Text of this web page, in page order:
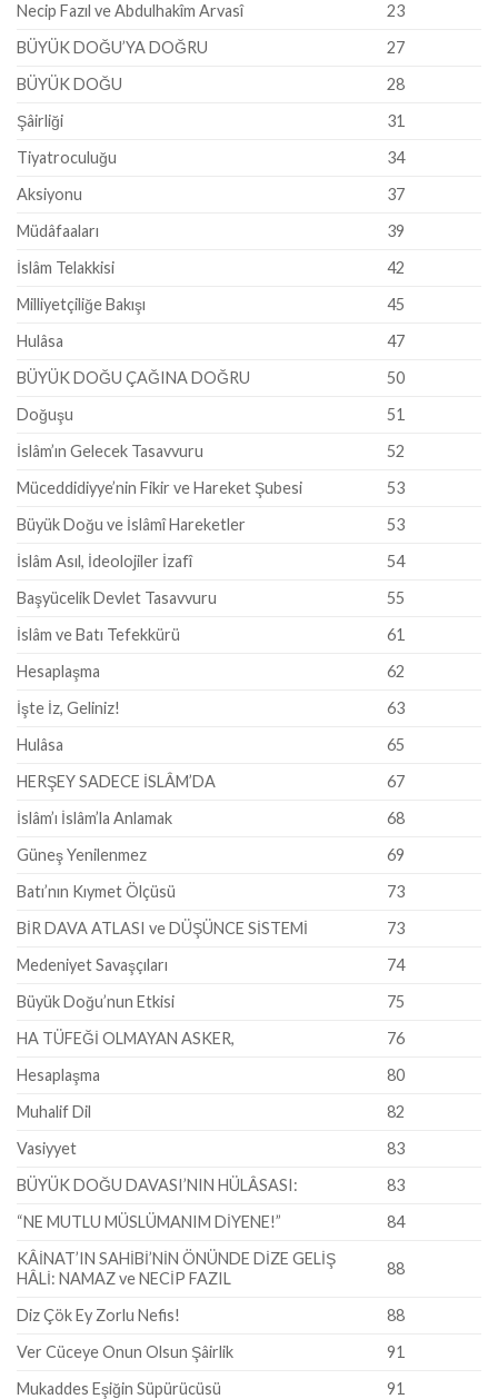
Necip Fazıl ve Abdulhakîm Arvasî
23
BÜYÜK DOĞU’YA DOĞRU
27
BÜYÜK DOĞU
28
Şâirliği
31
Tiyatroculuğu
34
Aksiyonu
37
Müdâfaaları
39
İslâm Telakkisi
42
Milliyetçiliğe Bakışı
45
Hulâsa
47
BÜYÜK DOĞU ÇAĞINA DOĞRU
50
Doğuşu
51
İslâm’ın Gelecek Tasavvuru
52
Müceddidiyye’nin Fikir ve Hareket Şubesi
53
Büyük Doğu ve İslâmî Hareketler
53
İslâm Asıl, İdeolojiler İzafî
54
Başyücelik Devlet Tasavvuru
55
İslâm ve Batı Tefekkürü
61
Hesaplaşma
62
İşte İz, Geliniz!
63
Hulâsa
65
HERŞEY SADECE İSLÂM’DA
67
İslâm’ı İslâm’la Anlamak
68
Güneş Yenilenmez
69
Batı’nın Kıymet Ölçüsü
73
BİR DAVA ATLASI ve DÜŞÜNCE SİSTEMİ
73
Medeniyet Savaşçıları
74
Büyük Doğu’nun Etkisi
75
HA TÜFEĞİ OLMAYAN ASKER,
76
Hesaplaşma
80
Muhalif Dil
82
Vasiyyet
83
BÜYÜK DOĞU DAVASI’NIN HÜLÂSASI:
83
“NE MUTLU MÜSLÜMANIM DİYENE!”
84
KÂİNAT’IN SAHİBİ’NİN ÖNÜNDE DİZE GELİŞ
HÂLİ: NAMAZ ve NECİP FAZIL
88
Diz Çök Ey Zorlu Nefis!
88
Ver Cüceye Onun Olsun Şâirlik
91
Mukaddes Eşiğin Süpürücüsü
91